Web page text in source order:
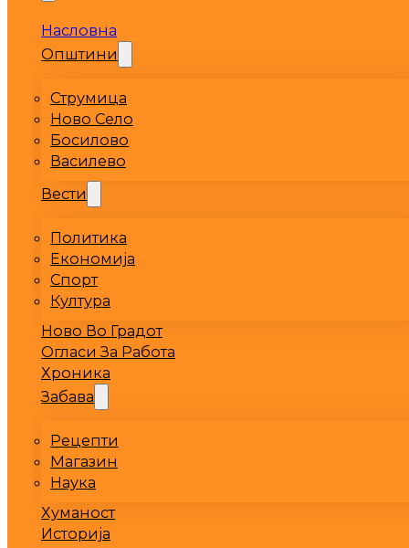
Насловна
Општини
Струмица
Ново Село
Босилово
Василево
Вести
Политика
Економија
Спорт
Култура
Ново Во Градот
Огласи За Работа
Хроника
Забава
Рецепти
Магазин
Наука
Хуманост
Историја